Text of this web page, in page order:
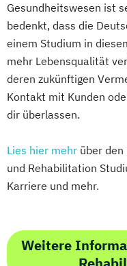
Gesundheitswesen ist
bedenkt, dass die
einem Studium in
mehr Lebensqualität
deren zukünftigen
Kontakt mit Kunden
dir überlassen.
Lies hier mehr über
und Rehabilitation
Karriere und mehr.
Weitere